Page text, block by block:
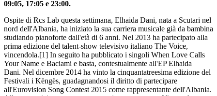
09:05, 17:05 e 23:00.
Ospite di Rcs Lab questa settimana, Elhaida Dani, nata a Scutari nel
nord dell'Albania, ha iniziato la sua carriera musicale già da bambina
studiando pianoforte dall'età di 6 anni. Nel 2013 ha partecipato alla
prima edizione del talent-show televisivo italiano The Voice,
vincendola.[1] In seguito ha pubblicato i singoli When Love Calls
Your Name e Baciami e basta, contestualmente all'EP Elhaida
Dani. Nel dicembre 2014 ha vinto la cinquantatreesima edizione del
Festivali i Këngës, guadagnandosi il diritto di partecipare
all'Eurovision Song Contest 2015 come rappresentante dell'Albania.